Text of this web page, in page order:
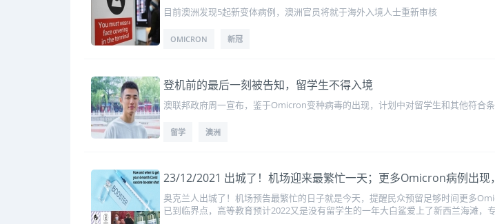
目前澳洲发现5起新变体病例，澳洲官员将就于海外入境人士重新审核
OMICRON 新冠
登机前的最后一刻被告知，留学生不得入境
澳联邦政府周一宣布，鉴于Omicron变种病毒的出现，计划中对留学生和其他符合
留学 澳洲
23/12/2021 出城了！机场迎来最繁忙一天；更多Omicron病例出现
奥克兰人出城了！机场预告最繁忙的日子就是今天，提醒民众预留足够时间更多
已到临界点，高等教育预计2022又是没有留学生的一年大白鲨爱上了新西兰海滩，